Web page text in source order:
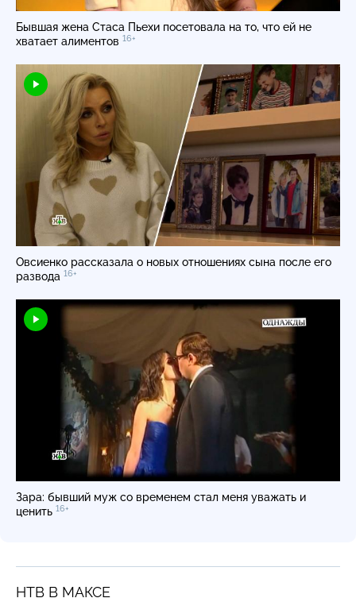
Бывшая жена Стаса Пьехи посетовала на то, что ей не
хватает алиментов 16+
Овсиенко рассказала о новых отношениях сына после его
развода 16+
Зара: бывший муж со временем стал меня уважать и
ценить 16+
НТВ В МАКСЕ